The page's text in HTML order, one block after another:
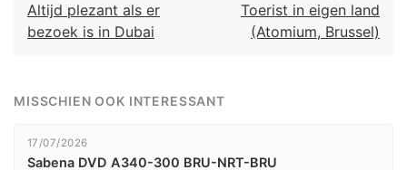
Altijd plezant als er
bezoek is in Dubai
Toerist in eigen land
(Atomium, Brussel)
MISSCHIEN OOK INTERESSANT
17/07/2026
Sabena DVD A340-300 BRU-NRT-BRU